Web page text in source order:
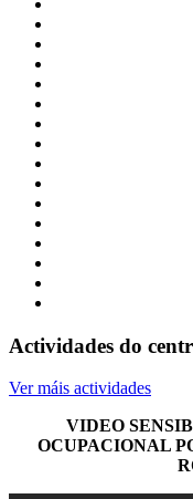
Actividades do
Ver máis actividades
VIDEO
OCUPACIONAL